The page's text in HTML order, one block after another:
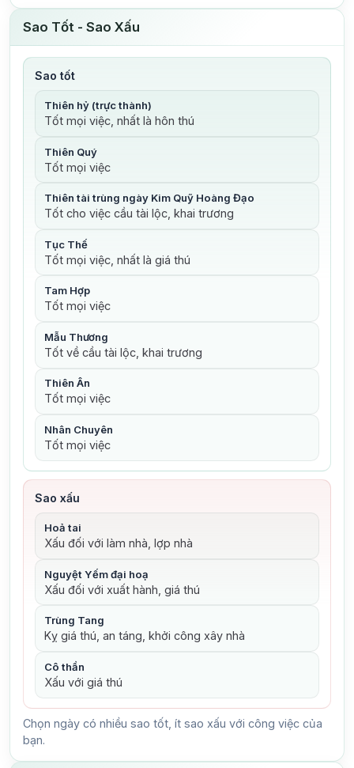
Sao Tốt - Sao Xấu
Sao tốt
Thiên hỷ (trực thành)
Tốt mọi việc, nhất là hôn thú
Thiên Quý
Tốt mọi việc
Thiên tài trùng ngày Kim Quỹ Hoàng Đạo
Tốt cho việc cầu tài lộc, khai trương
Tục Thế
Tốt mọi việc, nhất là giá thú
Tam Hợp
Tốt mọi việc
Mẫu Thương
Tốt về cầu tài lộc, khai trương
Thiên Ân
Tốt mọi việc
Nhân Chuyên
Tốt mọi việc
Sao xấu
Hoả tai
Xấu đối với làm nhà, lợp nhà
Nguyệt Yếm đại hoạ
Xấu đối với xuất hành, giá thú
Trùng Tang
Kỵ giá thú, an táng, khởi công xây nhà
Cô thần
Xấu với giá thú
Chọn ngày có nhiều sao tốt, ít sao xấu với công việc của
bạn.